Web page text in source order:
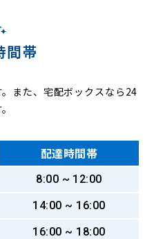
間帯
また、宅配ボックスなら24
配達時間帯
8:00 ~ 12:00
14:00 ~ 16:00
16:00 ~ 18:00